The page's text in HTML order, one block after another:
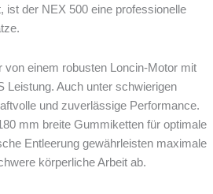
ist der NEX 500 eine professionelle
von einem robusten Loncin-Motor mit
Leistung. Auch unter schwierigen
und zuverlässige Performance.
mm breite Gummiketten für optimale
Entleerung gewährleisten maximale
körperliche Arbeit ab.